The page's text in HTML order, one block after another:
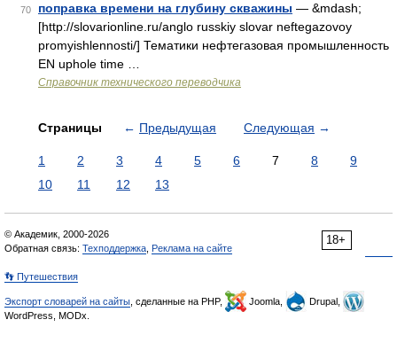
70 поправка времени на глубину скважины — &mdash;
[http://slovarionline.ru/anglo russkiy slovar neftegazovoy
promyishlennosti/] Тематики нефтегазовая промышленность
EN uphole time …
Справочник технического переводчика
Страницы ← Предыдущая Следующая →
1 2 3 4 5 6 7 8
9
10
11 12 13
18+
© Академик, 2000-2026
Обратная связь: Техподдержка Реклама на сайте
👣 Путешествия
Экспорт словарей на сайты , сделанные на PHP, Joomla,
Drupal,
WordPress, MODx.